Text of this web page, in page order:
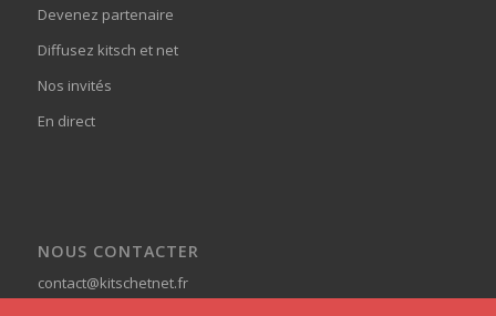
Devenez partenaire
Diffusez kitsch et net
Nos invités
En direct
NOUS CONTACTER
contact@kitschetnet.fr